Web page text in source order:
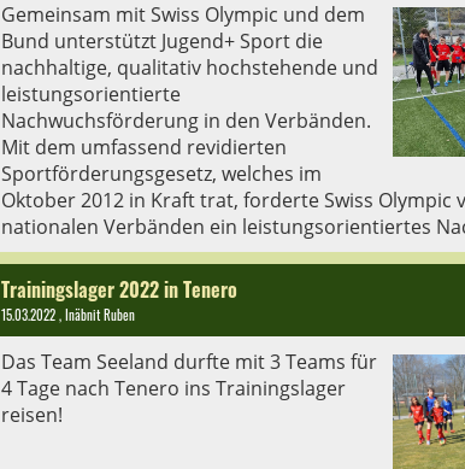
Gemeinsam mit Swiss Olympic und dem
Bund unterstützt Jugend+ Sport die
nachhaltige, qualitativ hochstehende und
leistungsorientierte
Nachwuchsförderung in den Verbänden.
Mit dem umfassend revidierten
Sportförderungsgesetz, welches im
Oktober 2012 in Kraft trat, forderte Swiss Olympic
nationalen Verbänden ein leistungsorientiertes
Trainingslager 2022 in Tenero
15.03.2022, Inäbnit Ruben
Das Team Seeland durfte mit 3 Teams für
4 Tage nach Tenero ins Trainingslager
reisen!